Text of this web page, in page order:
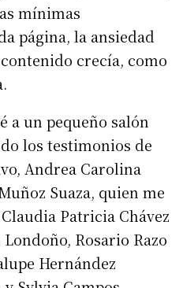
mínimas
página, la ansiedad
crecía, como
a un pequeño salón
los testimonios de
Andrea Carolina
Suaza, quien me
Patricia Chávez
Rosario Razo
Hernández